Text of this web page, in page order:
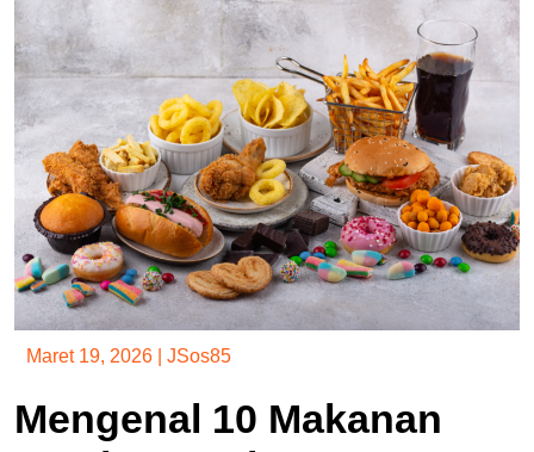
Maret 19, 2026 JSos85
Mengenal 10 Makanan